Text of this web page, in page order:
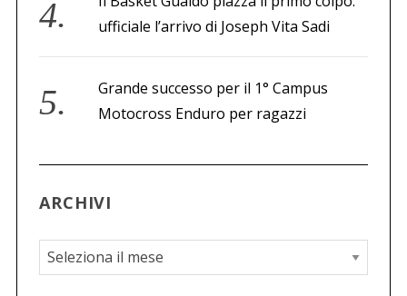
ufficiale l’arrivo di Joseph Vita Sadi
Grande successo per il 1° Campus
Motocross Enduro per ragazzi
ARCHIVI
A
r